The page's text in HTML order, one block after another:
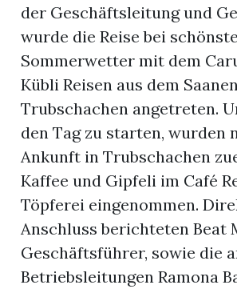
der Geschäftsleitung und
wurde die Reise bei
Sommerwetter mit dem
Kübli Reisen aus dem
Trubschachen angetreten.
den Tag zu starten, wurden
Ankunft in Trubschachen
Kaffee und Gipfeli im Café
Töpferei eingenommen.
Anschluss berichteten Beat
Geschäftsführer, sowie die
Betriebsleitungen Ramona